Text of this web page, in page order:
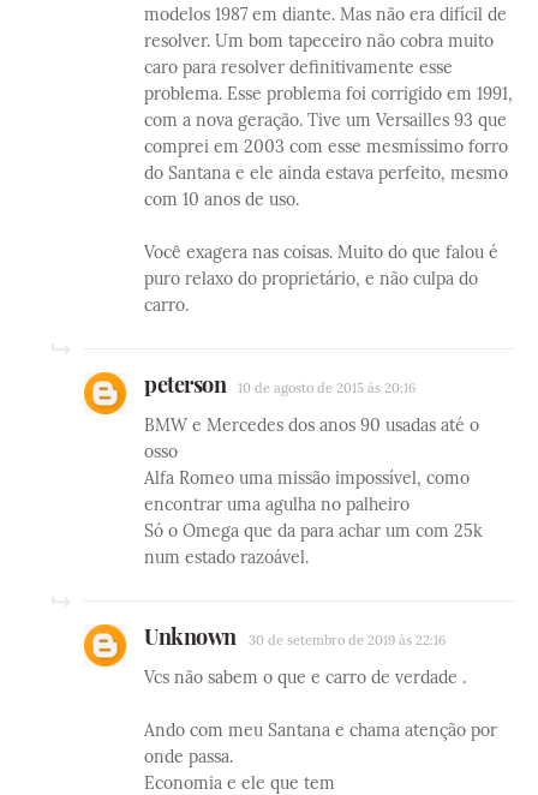
modelos 1987 em diante. Mas não era difícil de
resolver. Um bom tapeceiro não cobra muito
caro para resolver definitivamente esse
problema. Esse problema foi corrigido em 1991,
com a nova geração. Tive um Versailles 93 que
comprei em 2003 com esse mesmíssimo forro
do Santana e ele ainda estava perfeito, mesmo
com 10 anos de uso.
Você exagera nas coisas. Muito do que falou é
puro relaxo do proprietário, e não culpa do
carro.
peterson 10 de agosto de 2015 às 20:16
BMW e Mercedes dos anos 90 usadas até o
osso
Alfa Romeo uma missão impossível, como
encontrar uma agulha no palheiro
Só o Omega que da para achar um com 25k
num estado razoável.
Unknown 30 de setembro de 2019 às 22:16
Vcs não sabem o que e carro de verdade .
Ando com meu Santana e chama atenção por
onde passa.
Economia e ele que tem